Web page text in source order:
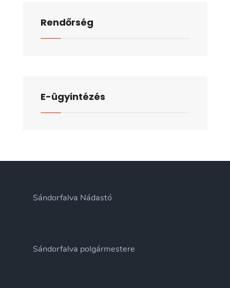
Rendőrség
E-ügyintézés
Sándorfalva Nádastó
Sándorfalva polgármestere